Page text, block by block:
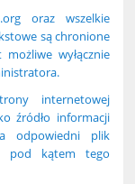
oraz wszelkie
są chronione
wyłącznie
internetowej
źródło informacji
a odpowiedni plik
pod kątem tego